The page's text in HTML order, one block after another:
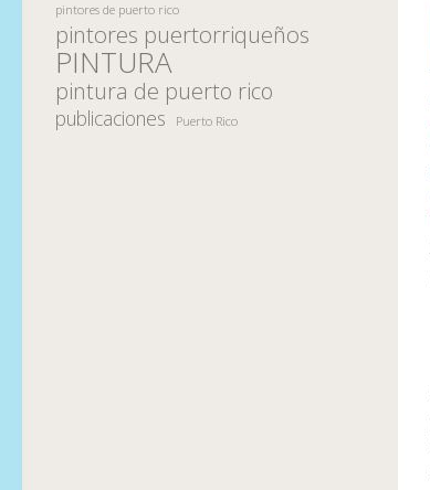
pintores de puerto rico
pintores puertorriqueños
PINTURA
pintura de puerto rico
publicaciones Puerto Rico